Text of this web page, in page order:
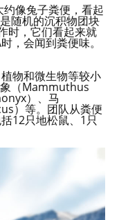
像兔子粪便，看起
随机的沉积物团块
时，它们看起来就
，会闻到粪便味。
物和微生物等较小
（Mammuthus
）、马
）等。团队从粪便
12只地松鼠、1只